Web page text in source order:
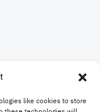
like cookies to store